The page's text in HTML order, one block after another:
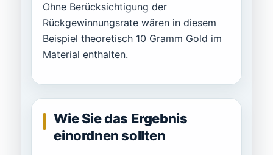
Ohne Berücksichtigung der
Rückgewinnungsrate wären in diesem
Beispiel theoretisch 10 Gramm Gold im
Material enthalten.
Wie Sie das Ergebnis
einordnen sollten